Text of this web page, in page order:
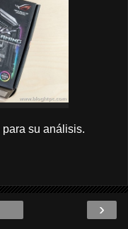
para su análisis.
›